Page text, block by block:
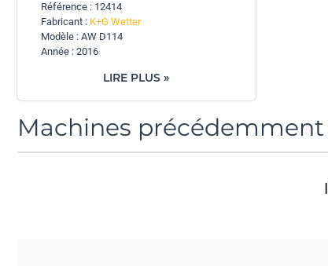
Référence : 12414
Fabricant : K+G Wetter
Modèle : AW D114
Année : 2016
LIRE PLUS »
Machines